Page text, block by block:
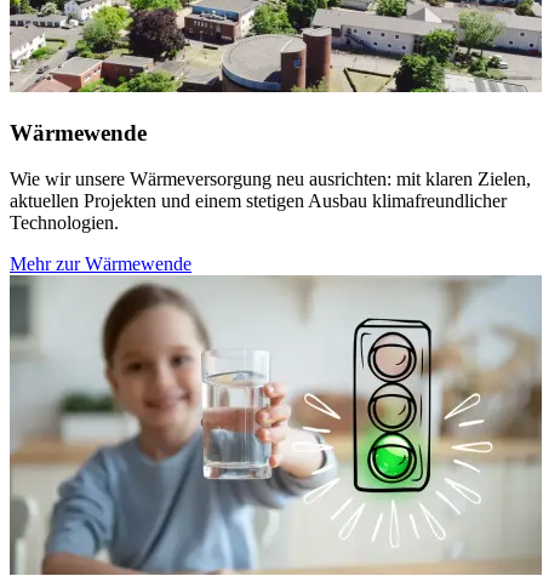
Wärmewende
Wie wir unsere Wärmeversorgung neu ausrichten: mit klaren Zielen,
aktuellen Projekten und einem stetigen Ausbau klimafreundlicher
Technologien.
Mehr zur Wärmewende